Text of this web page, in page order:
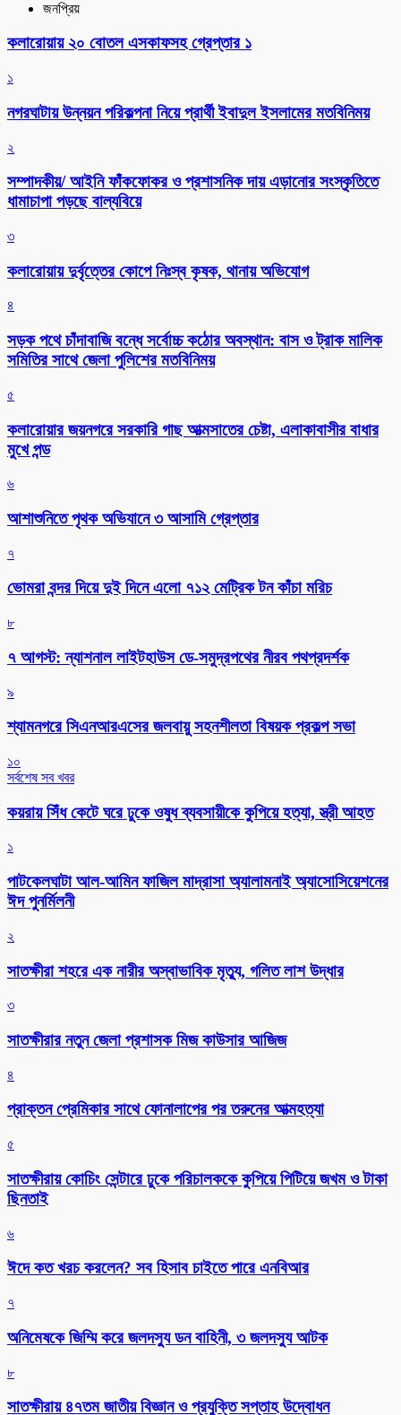
জনপ্রিয়
কলারোয়ায় ২০ বোতল এসকাফসহ গ্রেপ্তার ১
১
নগরঘাটায় উন্নয়ন পরিকল্পনা নিয়ে প্রার্থী ইবাদুল ইসলামের মতবিনিময়
২
সম্পাদকীয়/ আইনি ফাঁকফোকর ও প্রশাসনিক দায় এড়ানোর সংস্কৃতিতে
ধামাচাপা পড়ছে বাল্যবিয়ে
৩
কলারোয়ায় দুর্বৃত্তের কোপে নিঃস্ব কৃষক, থানায় অভিযোগ
৪
সড়ক পথে চাঁদাবাজি বন্ধে সর্বোচ্চ কঠোর অবস্থান: বাস ও ট্রাক মালিক
সমিতির সাথে জেলা পুলিশের মতবিনিময়
৫
কলারোয়ার জয়নগরে সরকারি গাছ আত্মসাতের চেষ্টা, এলাকাবাসীর বাধার
মুখে পন্ড
৬
আশাশুনিতে পৃথক অভিযানে ৩ আসামি গ্রেপ্তার
৭
ভোমরা বন্দর দিয়ে দুই দিনে এলো ৭১২ মেট্রিক টন কাঁচা মরিচ
৮
৭ আগস্ট: ন্যাশনাল লাইটহাউস ডে-সমুদ্রপথের নীরব পথপ্রদর্শক
৯
শ্যামনগরে সিএনআরএসের জলবায়ু সহনশীলতা বিষয়ক প্রকল্প সভা
১০
সর্বশেষ সব খবর
কয়রায় সিঁধ কেটে ঘরে ঢুকে ওষুধ ব্যবসায়ীকে কুপিয়ে হত্যা, স্ত্রী আহত
১
পাটকেলঘাটা আল-আমিন ফাজিল মাদ্রাসা অ্যালামনাই অ্যাসোসিয়েশনের
ঈদ পুনর্মিলনী
২
সাতক্ষীরা শহরে এক নারীর অস্বাভাবিক মৃত্যু, গলিত লাশ উদ্ধার
৩
সাতক্ষীরার নতুন জেলা প্রশাসক মিজ কাউসার আজিজ
৪
প্রাক্তন প্রেমিকার সাথে ফোনালাপের পর তরুনের আত্মহত্যা
৫
সাতক্ষীরায় কোচিং সেন্টারে ঢুকে পরিচালককে কুপিয়ে পিটিয়ে জখম ও টাকা
ছিনতাই
৬
ঈদে কত খরচ করলেন? সব হিসাব চাইতে পারে এনবিআর
৭
অনিমেষকে জিম্মি করে জলদস্যু ডন বাহিনী, ৩ জলদস্যু আটক
৮
সাতক্ষীরায় ৪৭তম জাতীয় বিজ্ঞান ও প্রযুক্তি সপ্তাহ উদ্বোধন